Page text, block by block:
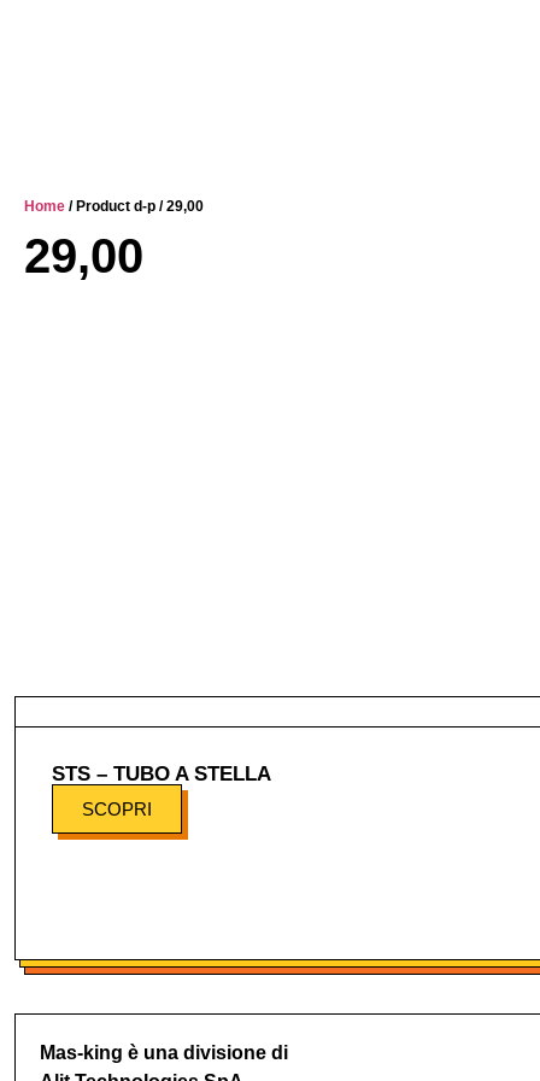
Home / Product d-p / 29,00
29,00
STS – TUBO A STELLA
SCOPRI
Mas-king è una divisione di